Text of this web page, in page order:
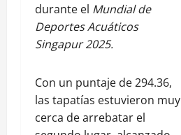
durante el Mundial de
Deportes Acuáticos
Singapur 2025.
Con un puntaje de 294.36,
las tapatías estuvieron muy
cerca de arrebatar el